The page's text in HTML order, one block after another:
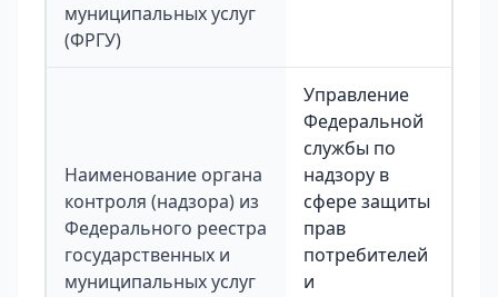
муниципальных услуг
(ФРГУ)
Наименование органа
контроля (надзора) из
Федерального реестра
государственных и
муниципальных услуг
Управление
Федеральной
службы по
надзору в
сфере защиты
прав
потребителей
и